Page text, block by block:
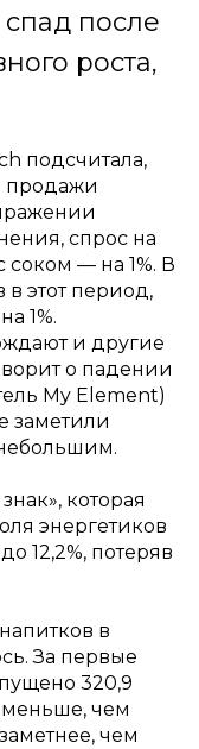
после
роста,
подсчитала,
продажи
спрос на
соком — на 1%. В
этот период,
1%.
и другие
о падении
My Element)
заметили
которая
энергетиков
12,2%, потеряв
в
За первые
320,9
меньше, чем
чем